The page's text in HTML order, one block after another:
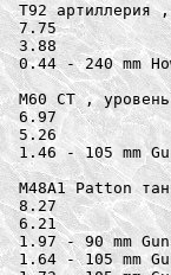
T92 артиллерия
7.75
3.88
0.44 - 240 mm
M60 СТ ,
6.97
5.26
1.46 - 105 mm
M48A1 Patton
8.27
6.21
1.97 - 90 mm Gun
1.64 - 105 mm